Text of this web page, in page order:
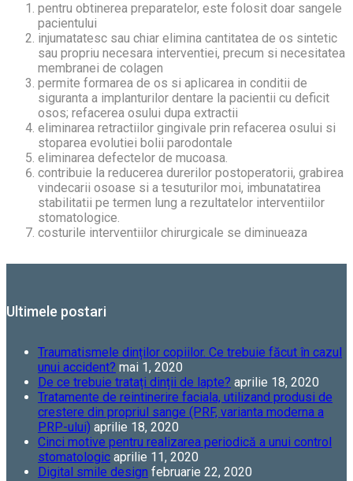
pentru obtinerea preparatelor, este folosit doar sangele
pacientului
injumatatesc sau chiar elimina cantitatea de os sintetic
sau propriu necesara interventiei, precum si necesitatea
membranei de colagen
permite formarea de os si aplicarea in conditii de
siguranta a implanturilor dentare la pacientii cu deficit
osos; refacerea osului dupa extractii
eliminarea retractiilor gingivale prin refacerea osului si
stoparea evolutiei bolii parodontale
eliminarea defectelor de mucoasa.
contribuie la reducerea durerilor postoperatorii, grabirea
vindecarii osoase si a tesuturilor moi, imbunatatirea
stabilitatii pe termen lung a rezultatelor interventiilor
stomatologice.
costurile interventiilor chirurgicale se diminueaza
Ultimele postari
Traumatismele dinților copiilor. Ce trebuie făcut în cazul
unui accident? mai 1, 2020
De ce trebuie tratați dinții de lapte? aprilie 18, 2020
Tratamente de reintinerire faciala, utilizand produsi de
crestere din propriul sange (PRF, varianta moderna a
PRP-ului) aprilie 18, 2020
Cinci motive pentru realizarea periodică a unui control
stomatologic aprilie 11, 2020
Digital smile design februarie 22, 2020